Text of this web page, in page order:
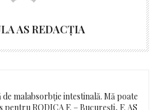
AS REDACȚIA
malabsorbție intestinală. Mă poate
pentru RODICA F. – București, F. AS